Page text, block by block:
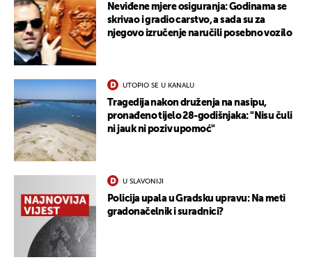
Neviđene mjere osiguranja: Godinama se
skrivao i gradio carstvo, a sada su za
njegovo izručenje naručili posebno vozilo
UTOPIO SE U KANALU
Tragedija nakon druženja na nasipu,
pronađeno tijelo 28-godišnjaka: "Nisu čuli
ni jauk ni poziv upomoć"
U SLAVONIJI
Policija upala u Gradsku upravu: Na meti
gradonačelnik i suradnici?